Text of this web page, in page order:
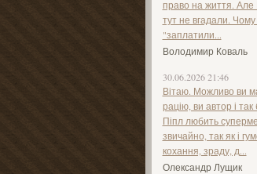
право на життя. Але
тут не вгадали.
"заплатили...
Володимир Коваль
30.06.2026 21:46
Вітаю. Можливо ви
рацію, ви автор і так
Піпл любить
звичайно, так як і
кохання, зраду, д...
Олександр Лущик